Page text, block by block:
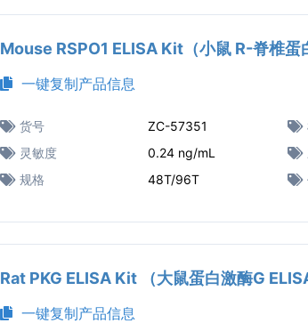
Mouse RSPO1 ELISA Kit（小鼠 R-脊椎蛋
一键复制产品信息
货号 ZC-57351
灵敏度
0.24 ng/mL
规格
48T/96T
Rat PKG ELISA Kit （大鼠蛋白激酶G
一键复制产品信息